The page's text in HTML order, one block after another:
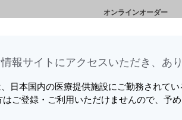
オンラインオーダー
・集計のため
報サイトに​アクセスいただき、あ
日本国内の医療提供施設にご勤務されて
ご登録・ご利用いただけませんので、予め